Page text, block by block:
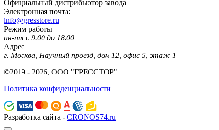
Официальный дистрибьютор завода
Электронная почта:
info@gresstore.ru
Режим работы
пн-пт с 9.00 до 18.00
Адрес
г. Москва, Научный проезд, дом 12, офис 5, этаж 1
©2019 - 2026, ООО "ГРЕССТОР"
Политика конфиденциальности
Разработка сайта - CRONOS74.ru